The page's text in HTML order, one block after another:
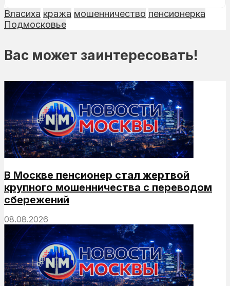
Власиха кража мошенничество пенсионерка
Подмосковье
Вас может заинтересовать!
В Москве пенсионер стал жертвой
крупного мошенничества с переводом
сбережений
08.08.2026